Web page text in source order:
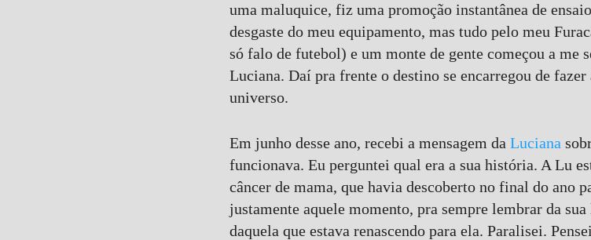
uma maluquice, fiz uma promoção instantânea de
desgaste do meu equipamento, mas tudo pelo meu
só falo de futebol) e um monte de gente começou a me
Luciana. Daí pra frente o destino se encarregou de
universo.
Em junho desse ano, recebi a mensagem da Luciana
funcionava. Eu perguntei qual era a sua história. A Lu
câncer de mama, que havia descoberto no final do ano
justamente aquele momento, pra sempre lembrar da
daquela que estava renascendo para ela. Paralisei.